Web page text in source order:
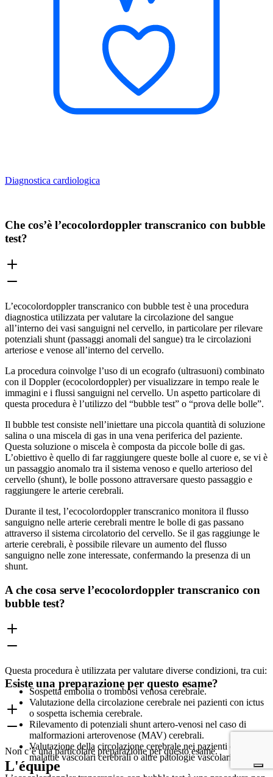
Diagnostica cardiologica
Che cos’è l’ecocolordoppler transcranico con bubble
test?
L’ecocolordoppler transcranico con bubble test è una procedura
diagnostica utilizzata per valutare la circolazione del sangue
all’interno dei vasi sanguigni nel cervello, in particolare per rilevare
potenziali shunt (passaggi anomali del sangue) tra le circolazioni
arteriose e venose all’interno del cervello.
La procedura coinvolge l’uso di un ecografo (ultrasuoni) combinato
con il Doppler (ecocolordoppler) per visualizzare in tempo reale le
immagini e i flussi sanguigni nel cervello. Un aspetto particolare di
questa procedura è l’utilizzo del “bubble test” o “prova delle bolle”.
Il bubble test consiste nell’iniettare una piccola quantità di soluzione
salina o una miscela di gas in una vena periferica del paziente.
Questa soluzione o miscela è composta da piccole bolle di gas.
L’obiettivo è quello di far raggiungere queste bolle al cuore e, se vi è
un passaggio anomalo tra il sistema venoso e quello arterioso del
cervello (shunt), le bolle possono attraversare questo passaggio e
raggiungere le arterie cerebrali.
Durante il test, l’ecocolordoppler transcranico monitora il flusso
sanguigno nelle arterie cerebrali mentre le bolle di gas passano
attraverso il sistema circolatorio del cervello. Se il gas raggiunge le
arterie cerebrali, è possibile rilevare un aumento del flusso
sanguigno nelle zone interessate, confermando la presenza di un
shunt.
A che cosa serve l’ecocolordoppler transcranico con
bubble test?
Questa procedura è utilizzata per valutare diverse condizioni, tra cui:
Sospetta embolia o trombosi venosa cerebrale.
Valutazione della circolazione cerebrale nei pazienti con ictus
o sospetta ischemia cerebrale.
Rilevamento di potenziali shunt artero-venosi nel caso di
malformazioni arterovenose (MAV) cerebrali.
Valutazione della circolazione cerebrale nei pazienti con
malattie vascolari cerebrali o altre patologie vascolari.
Esiste una preparazione per questo esame?
Non c’è una particolare preparazione per questo esame.
L'équipe